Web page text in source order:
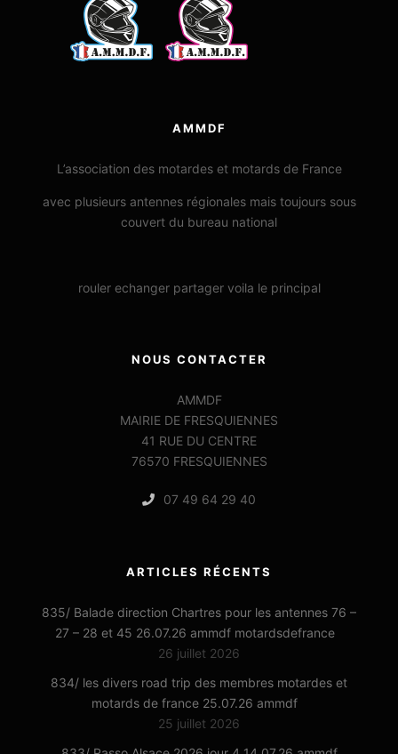
AMMDF
L’association des motardes et motards de France
avec plusieurs antennes régionales mais toujours sous
couvert du bureau national
rouler echanger partager voila le principal
NOUS CONTACTER
AMMDF
MAIRIE DE FRESQUIENNES
41 RUE DU CENTRE
76570 FRESQUIENNES
07 49 64 29 40
ARTICLES RÉCENTS
835/ Balade direction Chartres pour les antennes 76 –
27 – 28 et 45 26.07.26 ammdf motardsdefrance
26 juillet 2026
834/ les divers road trip des membres motardes et
motards de france 25.07.26 ammdf
25 juillet 2026